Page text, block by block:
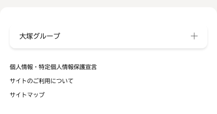
個人情報・特定個人情報保護宣言
サイトのご利用について
サイトマップ
大塚グループ